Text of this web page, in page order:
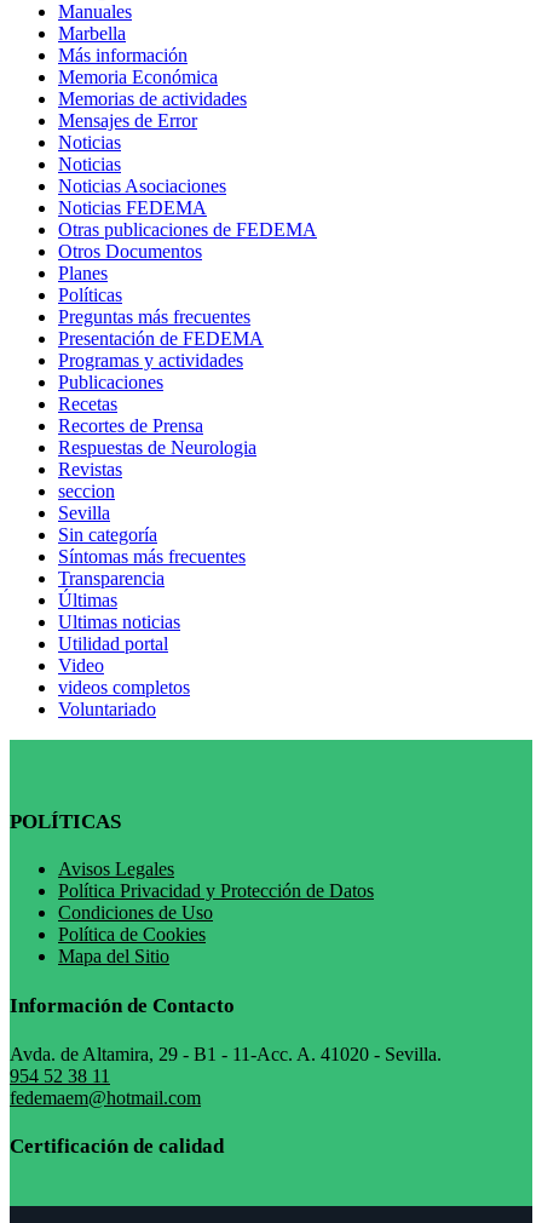
Manuales
Marbella
Más información
Memoria Económica
Memorias de actividades
Mensajes de Error
Noticias
Noticias
Noticias Asociaciones
Noticias FEDEMA
Otras publicaciones de FEDEMA
Otros Documentos
Planes
Políticas
Preguntas más frecuentes
Presentación de FEDEMA
Programas y actividades
Publicaciones
Recetas
Recortes de Prensa
Respuestas de Neurologia
Revistas
seccion
Sevilla
Sin categoría
Síntomas más frecuentes
Transparencia
Últimas
Ultimas noticias
Utilidad portal
Video
videos completos
Voluntariado
POLÍTICAS
Avisos Legales
Política Privacidad y Protección de Datos
Condiciones de Uso
Política de Cookies
Mapa del Sitio
Información de Contacto
Avda. de Altamira, 29 - B1 - 11-Acc. A. 41020 - Sevilla.
954 52 38 11
fedemaem@hotmail.com
Certificación de calidad